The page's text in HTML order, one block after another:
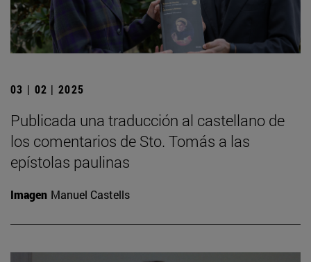
03 | 02 | 2025
Publicada una traducción al castellano de
los comentarios de Sto. Tomás a las
epístolas paulinas
Imagen Manuel Castells